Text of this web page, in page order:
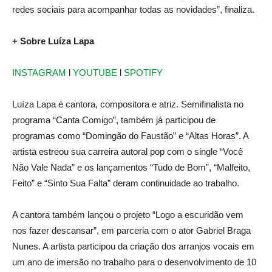
redes sociais para acompanhar todas as novidades”, finaliza.
+ Sobre Luíza Lapa
INSTAGRAM l YOUTUBE l SPOTIFY
Luíza Lapa é cantora, compositora e atriz. Semifinalista no
programa “Canta Comigo”, também já participou de
programas como “Domingão do Faustão” e “Altas Horas”. A
artista estreou sua carreira autoral pop com o single “Você
Não Vale Nada” e os lançamentos “Tudo de Bom”, “Malfeito,
Feito” e “Sinto Sua Falta” deram continuidade ao trabalho.
A cantora também lançou o projeto “Logo a escuridão vem
nos fazer descansar”, em parceria com o ator Gabriel Braga
Nunes. A artista participou da criação dos arranjos vocais em
um ano de imersão no trabalho para o desenvolvimento de 10